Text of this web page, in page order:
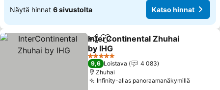
Näytä hinnat 6 sivustolta Katso hinnat
Jaa Lisää suosikkeihin
InterContinental Zhuhai
by IHG
5 Tähtiluokitus
9,6 Loistava
4 083
Zhuhai
Infinity-allas panoraamanäkymillä